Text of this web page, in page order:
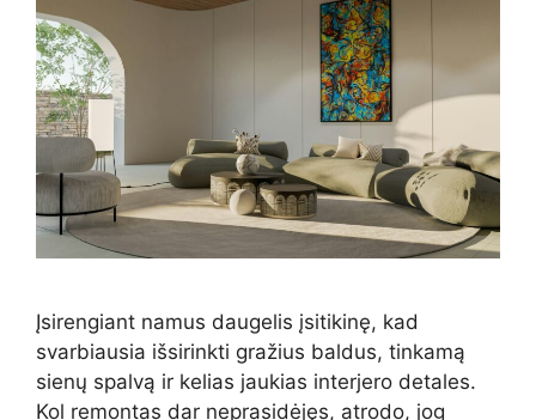
Įsirengiant namus daugelis įsitikinę, kad
svarbiausia išsirinkti gražius baldus, tinkamą
sienų spalvą ir kelias jaukias interjero detales.
Kol remontas dar neprasidėjęs, atrodo, jog